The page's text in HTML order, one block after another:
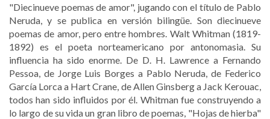
"Diecinueve poemas de amor", jugando con el título de Pablo
Neruda, y se publica en versión bilingüe. Son diecinueve
poemas de amor, pero entre hombres. Walt Whitman (1819-
1892) es el poeta norteamericano por antonomasia. Su
influencia ha sido enorme. De D. H. Lawrence a Fernando
Pessoa, de Jorge Luis Borges a Pablo Neruda, de Federico
García Lorca a Hart Crane, de Allen Ginsberg a Jack Kerouac,
todos han sido influidos por él. Whitman fue construyendo a
lo largo de su vida un gran libro de poemas, "Hojas de hierba"